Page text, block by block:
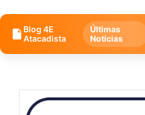
Blog 4E
Atacadista
Últimas
Notícias